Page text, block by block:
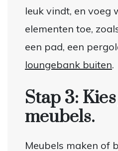
leuk vindt, en voeg
elementen toe,
een pad, een
loungebank buiten.
Stap 3:
meubels.
Meubels maken of